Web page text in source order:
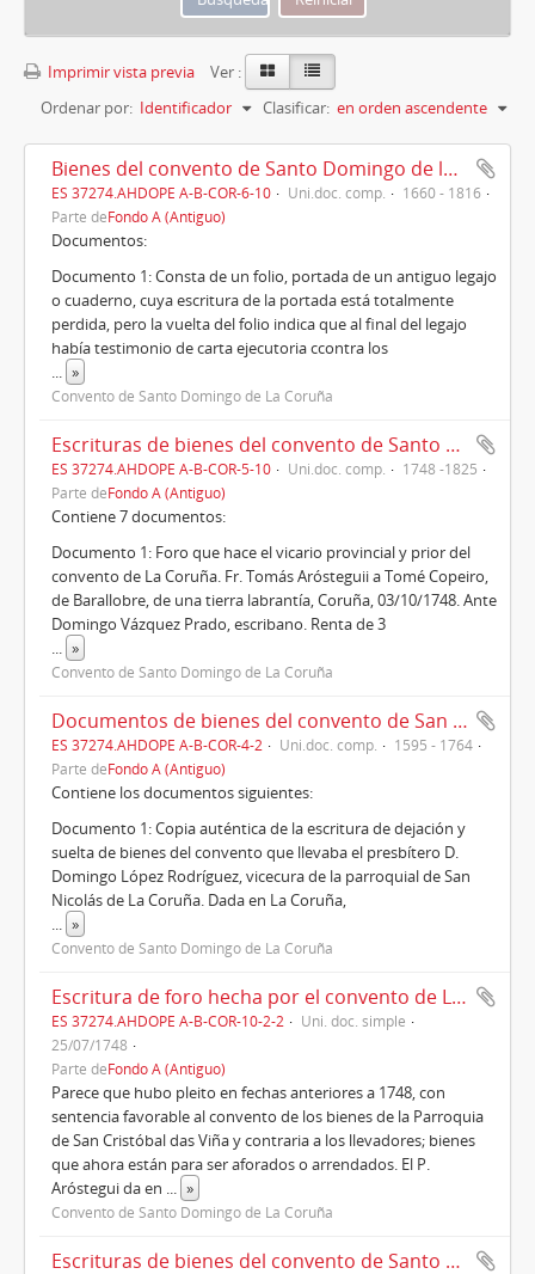
Imprimir vista previa
Ver :
Ordenar por: Identificador Clasificar: en orden ascendente
Bienes del convento de Santo Domingo de la Coruña en Betanzos y alrededores (1660 -1816)
ES 37274.AHDOPE A-B-COR-6-10 Uni.doc. comp.
1660 - 1816
Parte deFondo A (Antiguo)
Documentos:
Documento 1: Consta de un folio, portada de un antiguo legajo
o cuaderno, cuya escritura de la portada está totalmente
perdida, pero la vuelta del folio indica que al final del legajo
había testimonio de carta ejecutoria ccontra los
... »
Convento de Santo Domingo de La Coruña
Escrituras de bienes del convento de Santo Domingo de La Coruña en la feligresía de Santiago de Barallobre (1748 -1825)
ES 37274.AHDOPE A-B-COR-5-10 Uni.doc. comp.
1748 -1825
Parte deFondo A (Antiguo)
Contiene 7 documentos:
Documento 1: Foro que hace el vicario provincial y prior del
convento de La Coruña. Fr. Tomás Arósteguii a Tomé Copeiro,
de Barallobre, de una tierra labrantía, Coruña, 03/10/1748. Ante
Domingo Vázquez Prado, escribano. Renta de 3
... »
Convento de Santo Domingo de La Coruña
Documentos de bienes del convento de San Domingo de La Coruña en las feligresías de Santa María de Zelas (Celas) y Santiago de Castelo, (1595 -1764)
ES 37274.AHDOPE A-B-COR-4-2 Uni.doc. comp.
1595 - 1764
Parte deFondo A (Antiguo)
Contiene los documentos siguientes:
Documento 1: Copia auténtica de la escritura de dejación y
suelta de bienes del convento que llevaba el presbítero D.
Domingo López Rodríguez, vicecura de la parroquial de San
Nicolás de La Coruña. Dada en La Coruña,
... »
Convento de Santo Domingo de La Coruña
Escritura de foro hecha por el convento de La Coruña de la viña de Xiela, en San Cristóbal das Viñas (1748)
ES 37274.AHDOPE A-B-COR-10-2-2
Uni. doc. simple
25/07/1748
Parte deFondo A (Antiguo)
Parece que hubo pleito en fechas anteriores a 1748, con
sentencia favorable al convento de los bienes de la Parroquia
de San Cristóbal das Viña y contraria a los llevadores; bienes
que ahora están para ser aforados o arrendados. El P.
Aróstegui da en ... »
Convento de Santo Domingo de La Coruña
Escrituras de bienes del convento de Santo Domingo de La Coruña en la feligresía de Santiago de Arteijo-Arteixo (1764-1833)